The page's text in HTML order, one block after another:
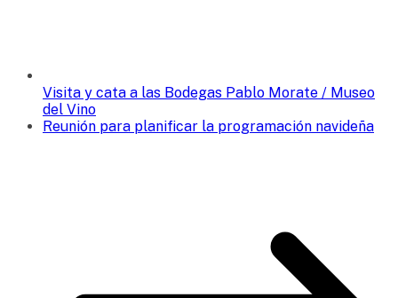
Visita y cata a las Bodegas Pablo Morate / Museo
del Vino
Reunión para planificar la programación navideña